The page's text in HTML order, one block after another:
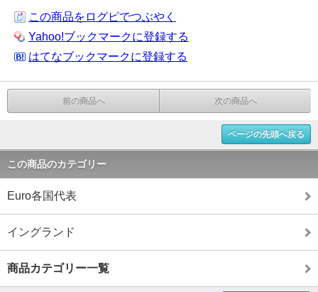
この商品をログピでつぶやく
Yahoo!ブックマークに登録する
はてなブックマークに登録する
前の商品へ 次の商品へ
ページの先頭へ戻る
この商品のカテゴリー
Euro各国代表
イングランド
商品カテゴリー一覧